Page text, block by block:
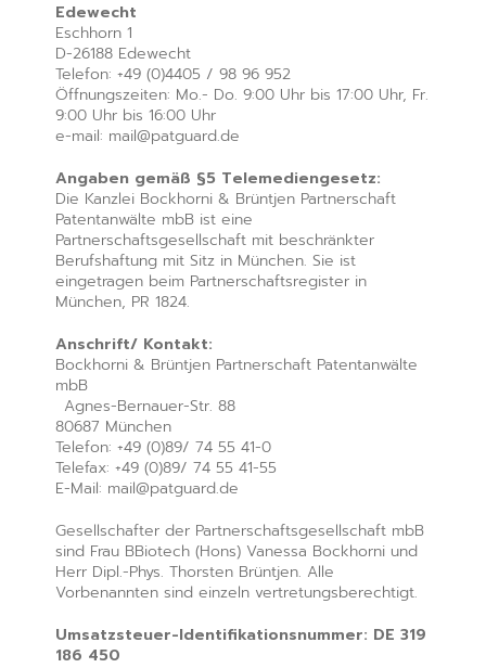
Edewecht
Eschhorn 1
D-26188 Edewecht
Telefon: +49 (0)4405 / 98 96 952
Öffnungszeiten: Mo.- Do. 9:00 Uhr bis 17:00 Uhr, Fr.
9:00 Uhr bis 16:00 Uhr
e-mail: mail@patguard.de
Angaben gemäß §5 Telemediengesetz:
Die Kanzlei Bockhorni & Brüntjen Partnerschaft
Patentanwälte mbB ist eine
Partnerschaftsgesellschaft mit beschränkter
Berufshaftung mit Sitz in München. Sie ist
eingetragen beim Partnerschaftsregister in
München, PR 1824.
Anschrift/ Kontakt:
Bockhorni & Brüntjen Partnerschaft Patentanwälte
mbB
Agnes-Bernauer-Str. 88
80687 München
Telefon: +49 (0)89/ 74 55 41-0
Telefax: +49 (0)89/ 74 55 41-55
E-Mail: mail@patguard.de
Gesellschafter der Partnerschaftsgesellschaft mbB
sind Frau BBiotech (Hons) Vanessa Bockhorni und
Herr Dipl.-Phys. Thorsten Brüntjen. Alle
Vorbenannten sind einzeln vertretungsberechtigt.
Umsatzsteuer-Identifikationsnummer: DE 319
186 450